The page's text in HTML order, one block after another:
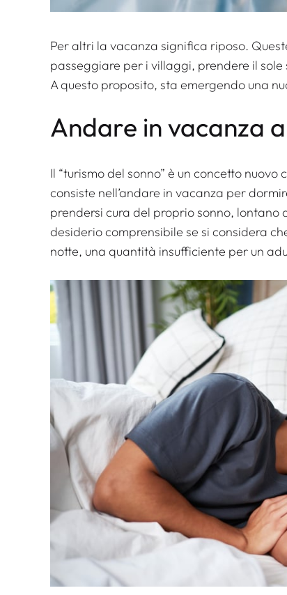
Per altri la vacanza significa riposo.
passeggiare per i villaggi, prendere il
A questo proposito, sta emergendo una
Andare in vacanza
Il “turismo del sonno” è un concetto
consiste nell’andare in vacanza per
prendersi cura del proprio sonno, lontano
desiderio comprensibile se si considera
notte, una quantità insufficiente per un